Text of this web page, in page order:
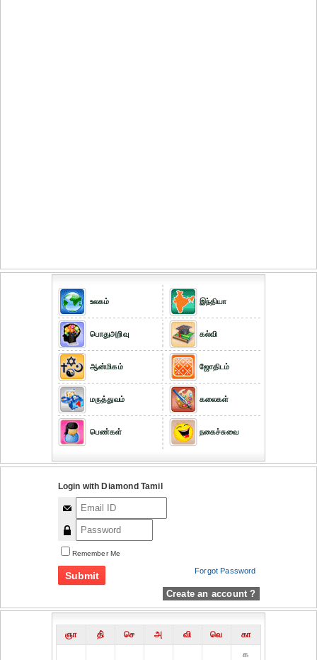
உலகம்
பொதுஅறிவு
ஆன்மிகம்
மருத்துவம்
பெண்கள்
இந்தியா
கல்வி
ஜோதிடம்
கலைகள்
நகைச்சுவை
Login with Diamond Tamil
Remember Me
Forgot Password
Create an account ?
ஞா தி் செ அ வி வெ
கா
௧